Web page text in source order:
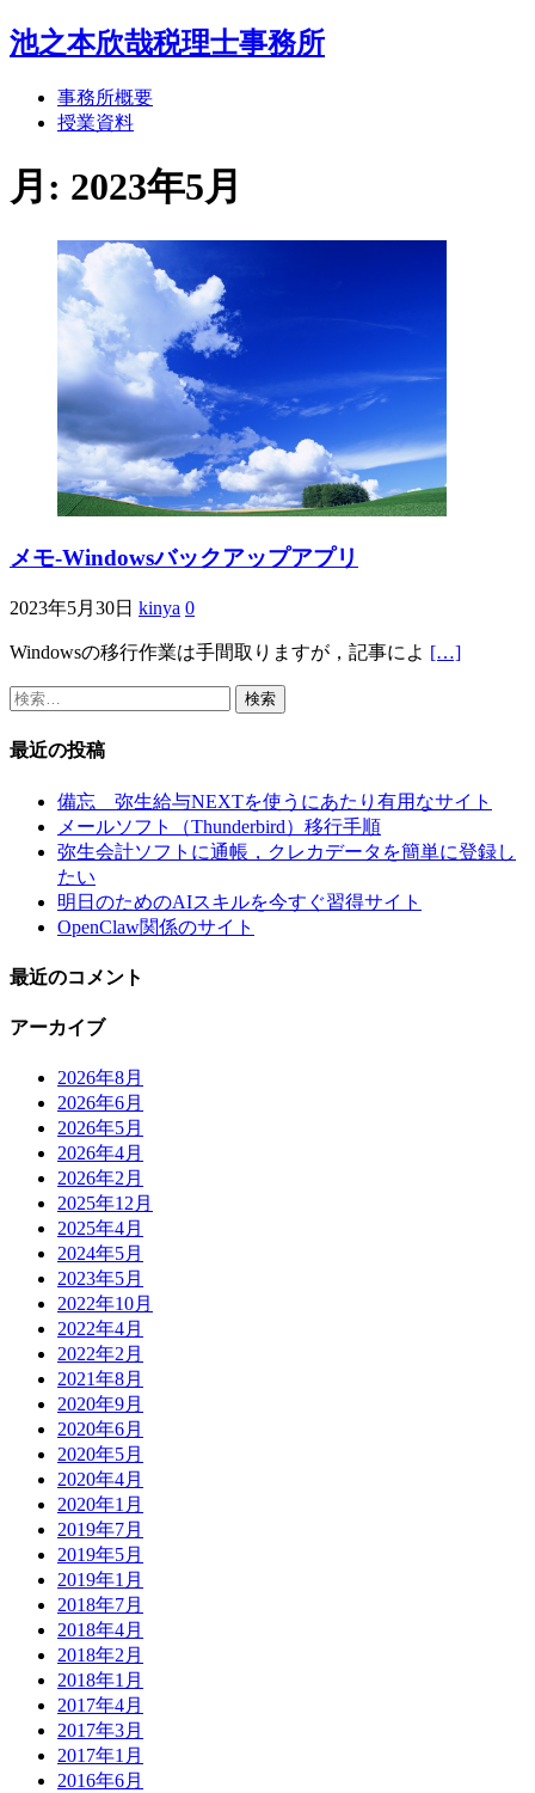
池之本欣哉税理士事務所
事務所概要
授業資料
月: 2023年5月
メモ-Windowsバックアップアプリ
2023年5月30日 kinya 0
Windowsの移行作業は手間取りますが，記事によ […]
検
最近の投稿
備忘 弥生給与NEXTを使うにあたり有用なサイト
メールソフト（Thunderbird）移行手順
弥生会計ソフトに通帳，クレカデータを簡単に登録し
たい
明日のためのAIスキルを今すぐ習得サイト
OpenClaw関係のサイト
最近のコメント
アーカイブ
2026年8月
2026年6月
2026年5月
2026年4月
2026年2月
2025年12月
2025年4月
2024年5月
2023年5月
2022年10月
2022年4月
2022年2月
2021年8月
2020年9月
2020年6月
2020年5月
2020年4月
2020年1月
2019年7月
2019年5月
2019年1月
2018年7月
2018年4月
2018年2月
2018年1月
2017年4月
2017年3月
2017年1月
2016年6月